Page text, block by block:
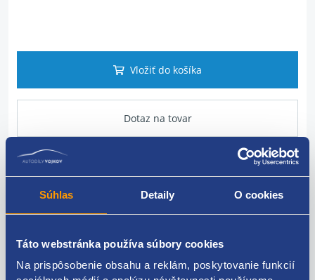
Súhlas Detaily O cookies
Táto webstránka používa súbory cookies
Na prispôsobenie obsahu a reklám, poskytovanie funkcií
Vložiť do košíka
Dotaz na tovar
Popis produktu
Pre vozidlá vyrobené od roku 12/2007